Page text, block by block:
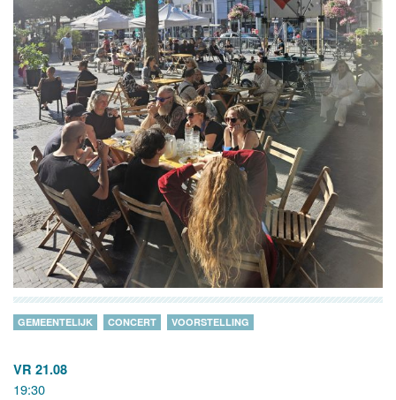
VR 21.08
19:30
GEMEENTELIJK CONCERT VOORSTELLING